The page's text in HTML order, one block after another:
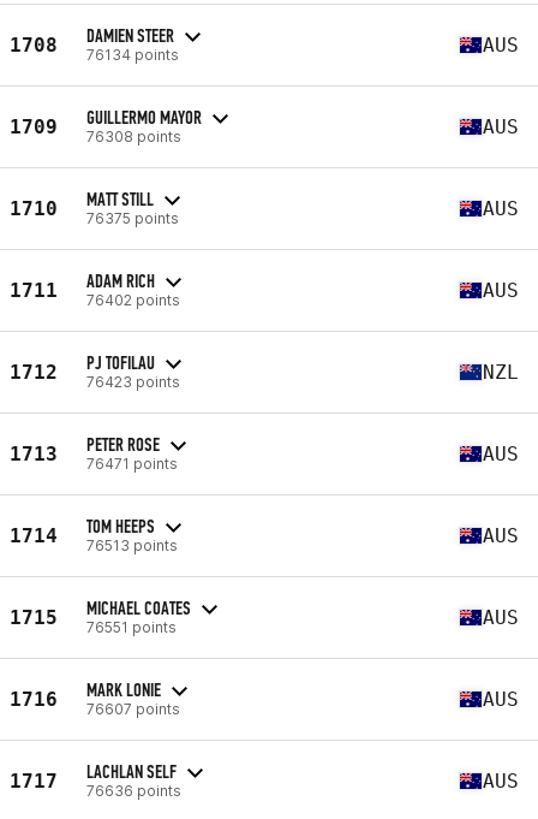
1708 DAMIEN STEER
76134 points AUS
1709 GUILLERMO MAYOR
76308 points AUS
1710 MATT STILL
76375 points AUS
1711 ADAM RICH
76402 points AUS
1712 PJ TOFILAU
76423 points NZL
1713 PETER ROSE
76471 points AUS
1714 TOM HEEPS
76513 points AUS
1715 MICHAEL COATES
76551 points AUS
1716 MARK LONIE
76607 points AUS
1717 LACHLAN SELF
76636 points AUS